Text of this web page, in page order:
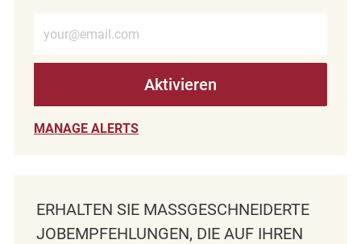
Aktivieren
MANAGE ALERTS
ERHALTEN SIE MASSGESCHNEIDERTE J
OBEMPFEHLUNGEN, DIE AUF IHREN I